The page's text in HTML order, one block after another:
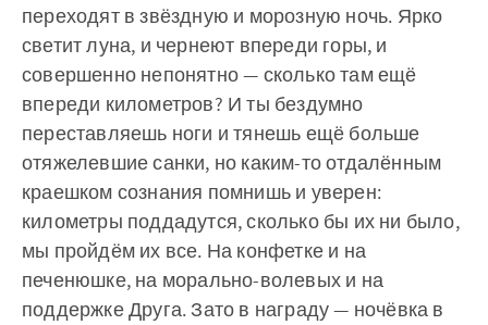
переходят в звёздную и морозную ночь. Ярко
светит луна, и чернеют впереди горы, и
совершенно непонятно — сколько там ещё
впереди километров? И ты бездумно
переставляешь ноги и тянешь ещё больше
отяжелевшие санки, но каким-то отдалённым
краешком сознания помнишь и уверен:
километры поддадутся, сколько бы их ни было,
мы пройдём их все. На конфетке и на
печенюшке, на морально-волевых и на
поддержке Друга. Зато в награду — ночёвка в